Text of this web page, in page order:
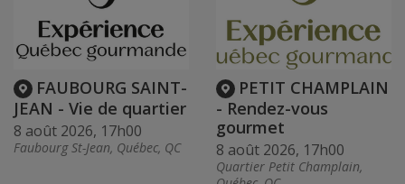
FAUBOURG SAINT-
JEAN - Vie de quartier
8 août 2026, 17h00
Faubourg St-Jean, Québec, QC
PETIT CHAMPLAIN
- Rendez-vous
gourmet
8 août 2026, 17h00
Quartier Petit Champlain,